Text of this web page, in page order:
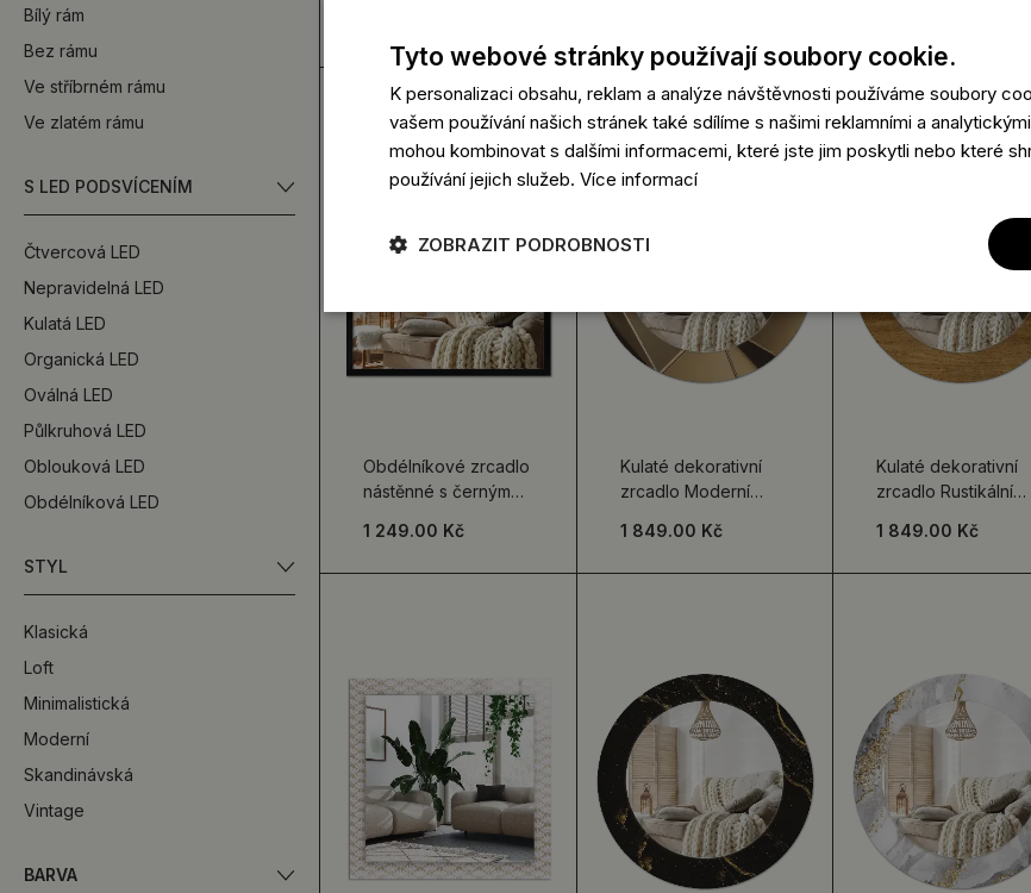
Bílý rám
Bez rámu
Ve stříbrném rámu
Ve zlatém rámu
S LED PODSVÍCENÍM
Čtvercová LED
Nepravidelná LED
Kulatá LED
Organická LED
Oválná LED
Půlkruhová LED
Oblouková LED
Obdélníková LED
STYL
Klasická
Loft
Minimalistická
Moderní
Skandinávská
Vintage
BARVA
Obdélníkové zrcadlo
nástěnné s černým
1 249.00 Kč
Kulaté dekorativní
zrcadlo Moderní
1 849.00 Kč
Kulaté dekorativní
zrcadlo Rustikální
1 849.00 Kč
Tyto webové stránky používají soubory cookie.
K personalizaci obsahu, reklam a analýze návštěvnosti používáme soubory
vašem používání našich stránek také sdílíme s našimi reklamními a
mohou kombinovat s dalšími informacemi, které jste jim poskytli nebo které
používání jejich služeb. Více informací
ZOBRAZIT PODROBNOSTI